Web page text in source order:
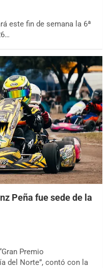
este fin de semana la 6ª
Peña fue sede de la
Premio
del Norte”, contó con la